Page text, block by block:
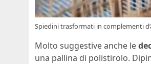
Spiedini trasformati in complementi
Molto suggestive anche le
una pallina di polistirolo.